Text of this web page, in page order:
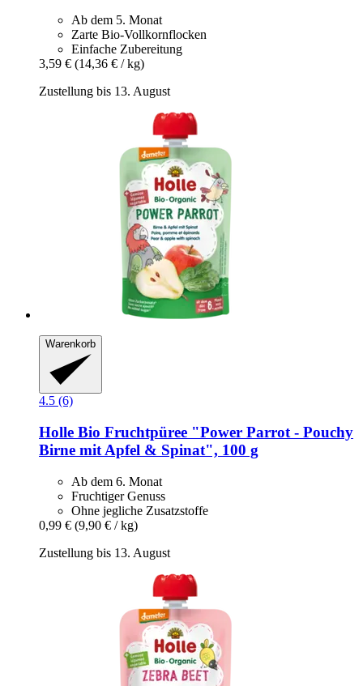
Ab dem 5. Monat
Zarte Bio-Vollkornflocken
Einfache Zubereitung
3,59 € (14,36 € / kg)
Zustellung bis 13. August
Warenkorb
4.5 (6)
Holle Bio Fruchtpüree "Power Parrot -​ Pouchy
Birne mit Apfel & Spinat", 100 g
Ab dem 6. Monat
Fruchtiger Genuss
Ohne jegliche Zusatzstoffe
0,99 € (9,90 € / kg)
Zustellung bis 13. August